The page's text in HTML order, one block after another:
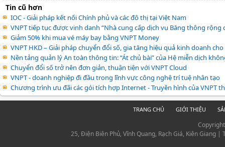
Tin cũ hơn
IOC - Giải pháp kết nối Chính phủ và các đô thị tại Việt Nam
VNPT tiếp tục được vinh danh “Nhà cung cấp dịch vụ Băng thông rộng
Giảm 50% khi mua vé máy bay bằng VNPT Money
VNPT HKD – Giải pháp chuyển đổi số, gia tăng hiệu quả kinh doanh cho
Nền tảng quản lý An toàn thông tin: “Át chủ bài” của Hệ miễn dịch
Chuyển đổi số trở nên đơn giản, thuận tiện với VNPT Cloud
VNPT - doanh nghiệp đi đầu trong lĩnh vực công nghệ trí tuệ nhân tạo
Chương trình ưu đãi các gói tích hợp Internet - Truyền hình của VNPT
TRANG CHỦ GIỚI THIỆU
25, Điện Biên Phủ, Vĩnh Quang, Rạch Giá, Kiên Giang